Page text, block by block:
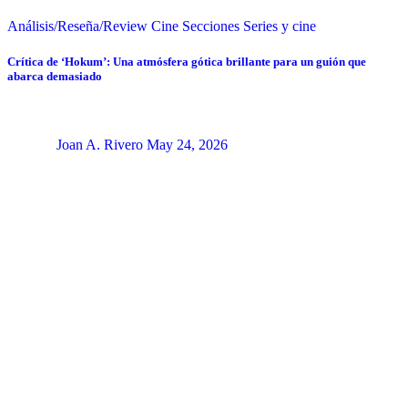
Análisis/Reseña/Review Cine Secciones Series y cine
Crítica de ‘Hokum’: Una atmósfera gótica brillante para un guión que
abarca demasiado
Joan A. Rivero May 24, 2026